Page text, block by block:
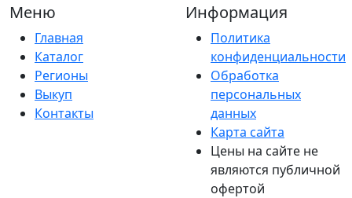
Меню
Главная
Каталог
Регионы
Выкуп
Контакты
Информация
Политика
конфиденциальности
Обработка
персональных
данных
Карта сайта
Цены на сайте не
являются публичной
офертой